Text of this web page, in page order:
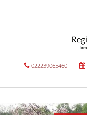
022239065460